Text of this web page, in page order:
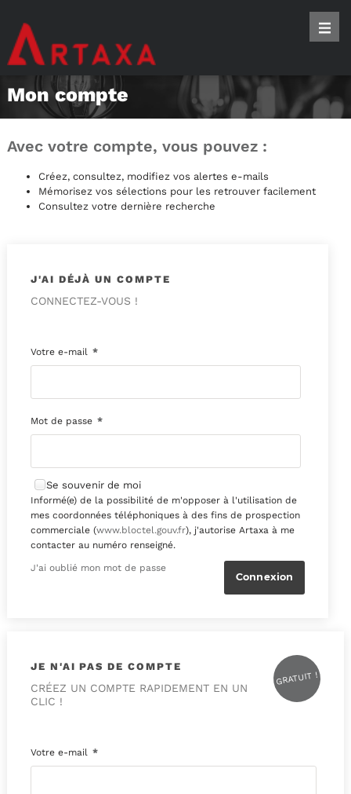
Mon compte
Avec votre compte, vous pouvez :
Créez, consultez, modifiez vos alertes e-mails
Mémorisez vos sélections pour les retrouver facilement
Consultez votre dernière recherche
J'AI DÉJÀ UN COMPTE
CONNECTEZ-VOUS !
Votre e-mail *
Mot de passe *
Se souvenir de moi
Informé(e) de la possibilité de m'opposer à l'utilisation de
mes coordonnées téléphoniques à des fins de prospection
commerciale (www.bloctel.gouv.fr), j'autorise Artaxa à me
contacter au numéro renseigné.
J'ai oublié mon mot de passe
GRATUIT !
JE N'AI PAS DE COMPTE
CRÉEZ UN COMPTE RAPIDEMENT EN UN
CLIC !
Votre e-mail *